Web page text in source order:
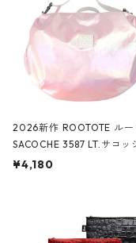
2026新作 ROOTOTE ルー
SACOCHE 3587 LT.サコッ
ミエ-B ショルダーバッグ
¥4,180